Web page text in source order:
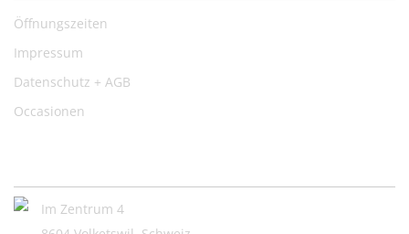
Öffnungszeiten
Impressum
Datenschutz + AGB
Occasionen
Im Zentrum 4